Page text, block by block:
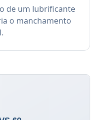
de um lubrificante
o manchamento